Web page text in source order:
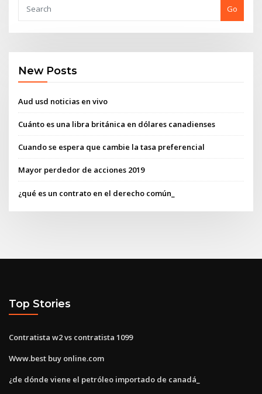
Go
New Posts
Aud usd noticias en vivo
Cuánto es una libra británica en dólares canadienses
Cuando se espera que cambie la tasa preferencial
Mayor perdedor de acciones 2019
¿qué es un contrato en el derecho común_
Top Stories
Contratista w2 vs contratista 1099
Www.best buy online.com
¿de dónde viene el petróleo importado de canadá_